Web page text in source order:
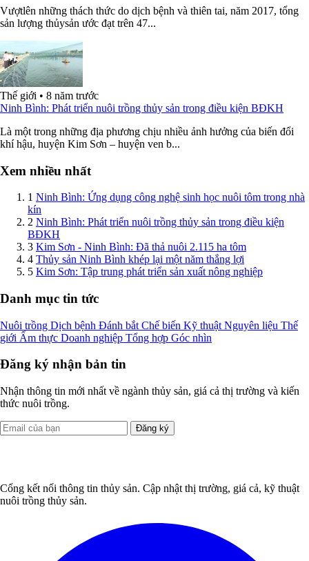
Vượtlên những thách thức do dịch bệnh và thiên tai, năm 2017, tổng
sản lượng thủysản ước đạt trên 47...
Thế giới • 8 năm trước
Ninh Bình: Phát triển nuôi trồng thủy sản trong điều kiện BĐKH
Là một trong những địa phương chịu nhiều ảnh hưởng của biến đổi
khí hậu, huyện Kim Sơn – huyện ven b...
Xem nhiều nhất
1 Ninh Bình: Ứng dụng công nghệ sinh học nuôi tôm trong nhà
kín
2 Ninh Bình: Phát triển nuôi trồng thủy sản trong điều kiện
BĐKH
3 Kim Sơn - Ninh Bình: Đã thả nuôi 2.115 ha tôm
4 Thủy sản Ninh Bình khép lại một năm thắng lợi
5 Kim Sơn: Tập trung phát triển sản xuất nông nghiệp
Danh mục tin tức
Nuôi trồng Dịch bệnh Đánh bắt Chế biến Kỹ thuật Nguyên liệu Thế
giới Ẩm thực Doanh nghiệp Tổng hợp Góc nhìn
Đăng ký nhận bản tin
Nhận thông tin mới nhất về ngành thủy sản, giá cả thị trường và kiến
thức nuôi trồng.
Đăng ký
Cổng kết nối thông tin thủy sản. Cập nhật thị trường, giá cả, kỹ thuật
nuôi trồng thủy sản.